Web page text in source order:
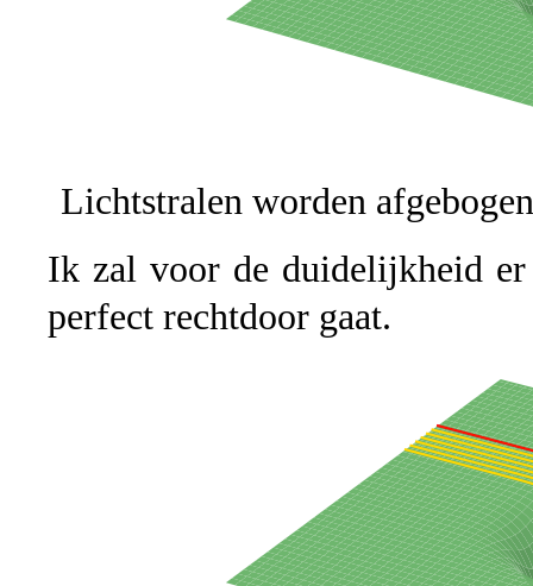
Lichtstralen worden
Ik zal voor de duidelijkheid er
perfect rechtdoor gaat.